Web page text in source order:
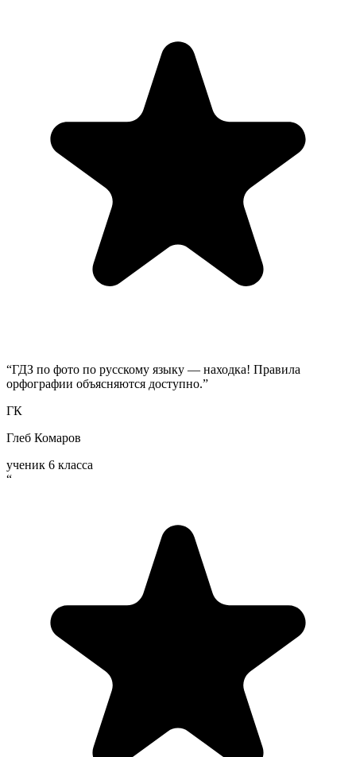
“ГДЗ по фото по русскому языку — находка! Правила
орфографии объясняются доступно.”
ГК
Глеб Комаров
ученик 6 класса
“